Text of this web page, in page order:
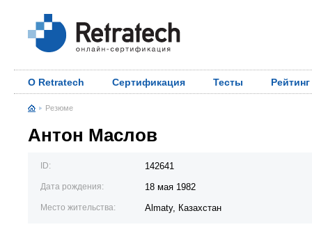
О Retratech Сертификация Тесты Рейтинг
Резюме
Антон Маслов
ID: 142641
Дата рождения: 18 мая 1982
Место жительства: Almaty, Казахстан